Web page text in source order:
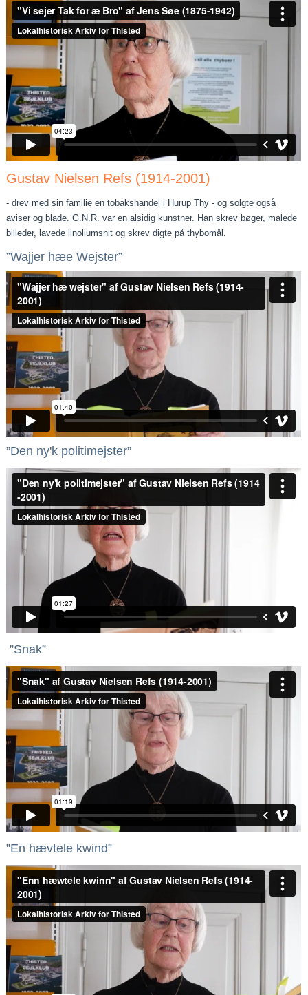
Gustav Nielsen Refs (1914-2001)
- drev med sin familie en tobakshandel i Hurup Thy - og solgte også
aviser og blade. G.N.R. var en alsidig kunstner. Han skrev bøger, malede
billeder, lavede linoliumsnit og skrev digte på thybomål.
”Wajjer hæe Wejster”
”Den ny'k politimejster”
”Snak”
”En hævtele kwind”